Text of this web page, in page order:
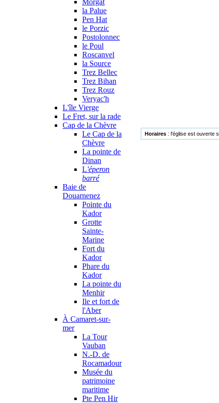
Morgat
la Palue
Pen Hat
le Porzic
Postolonnec
le Poul
Roscanvel
la Source
Trez Bellec
Trez Bihan
Trez Rouz
Veryac'h
L'île Vierge
Le Fret, sur la rade
Cap de la Chèvre
Le Cap de la
Chèvre
La pointe de
Dinan
L'éperon
barré
Baie de
Douarnenez
Pointe du
Kador
Grotte
Sainte-
Marine
Fort du
Kador
Phare du
Kador
La pointe du
Menhir
Ile et fort de
l'Aber
À Camaret-sur-
mer
La Tour
Vauban
N.-D. de
Rocamadour
Musée du
patrimoine
maritime
Pte Pen Hir
Horaires: l'église est ouverte